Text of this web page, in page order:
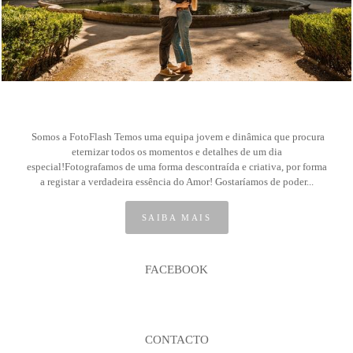
Somos a FotoFlash Temos uma equipa jovem e dinâmica que procura
eternizar todos os momentos e detalhes de um dia
especial!Fotografamos de uma forma descontraída e criativa, por forma
a registar a verdadeira essência do Amor! Gostaríamos de poder...
SAIBA MAIS
FACEBOOK
CONTACTO